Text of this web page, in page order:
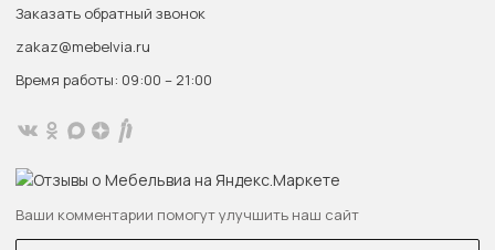
Заказать обратный звонок
zakaz@mebelvia.ru
Время работы: 09:00 – 21:00
Ваши комментарии помогут улучшить наш сайт